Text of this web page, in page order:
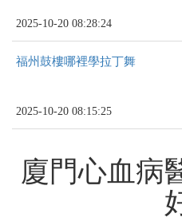
2025-10-20 08:28:24
福州鼓樓哪裡學拉丁舞
2025-10-20 08:15:25
廈門心血病